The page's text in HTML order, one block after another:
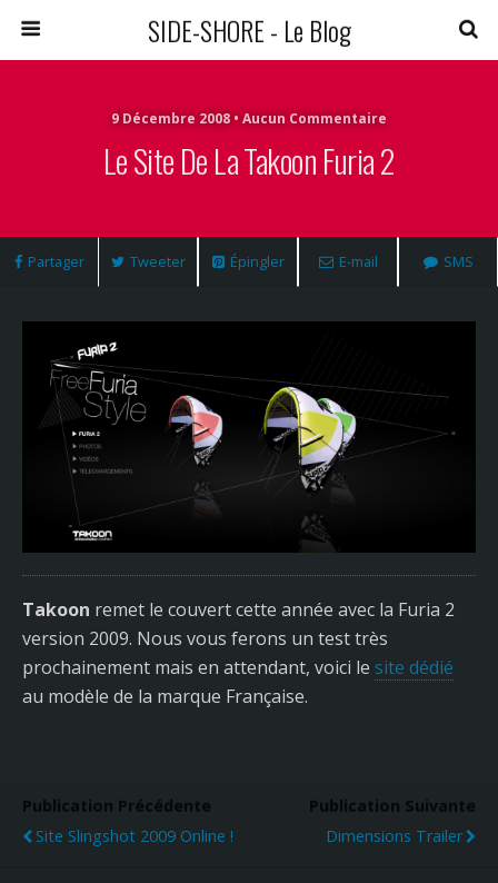
SIDE-SHORE - Le Blog
9 Décembre 2008 • Aucun Commentaire
Le Site De La Takoon Furia 2
Partager Tweeter Épingler E-mail SMS
Takoon remet le couvert cette année avec la Furia 2
version 2009. Nous vous ferons un test très
prochainement mais en attendant, voici le site dédié
au modèle de la marque Française.
Publication Précédente
Site Slingshot 2009 Online !
Publication Suivante
Dimensions Trailer